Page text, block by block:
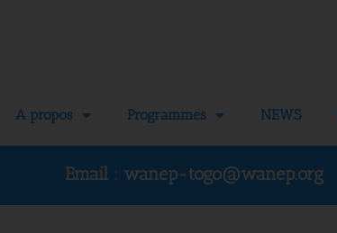
A propos Programmes NEWS
Email : wanep-togo@wanep.org